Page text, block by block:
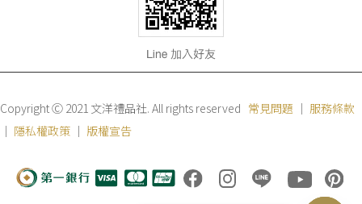
Copyright Ⓒ 2021 文洋禮品社. All rights reserved 常見問題 ｜ 服務條款
｜ 隱私權政策 ｜ 版權宣告